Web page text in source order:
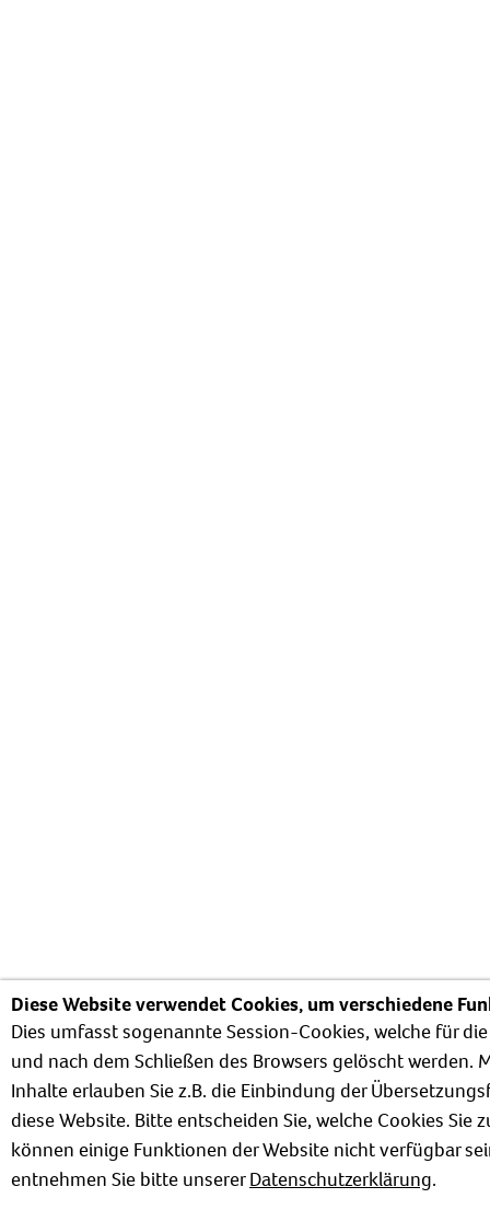
Diese Website verwendet Cookies, um verschiedene
Dies umfasst sogenannte Session-Cookies, welche für
und nach dem Schließen des Browsers gelöscht werden.
Inhalte erlauben Sie z.B. die Einbindung der
diese Website. Bitte entscheiden Sie, welche Cookies
können einige Funktionen der Website nicht verfügbar
entnehmen Sie bitte unsererDatenschutzerklärung.